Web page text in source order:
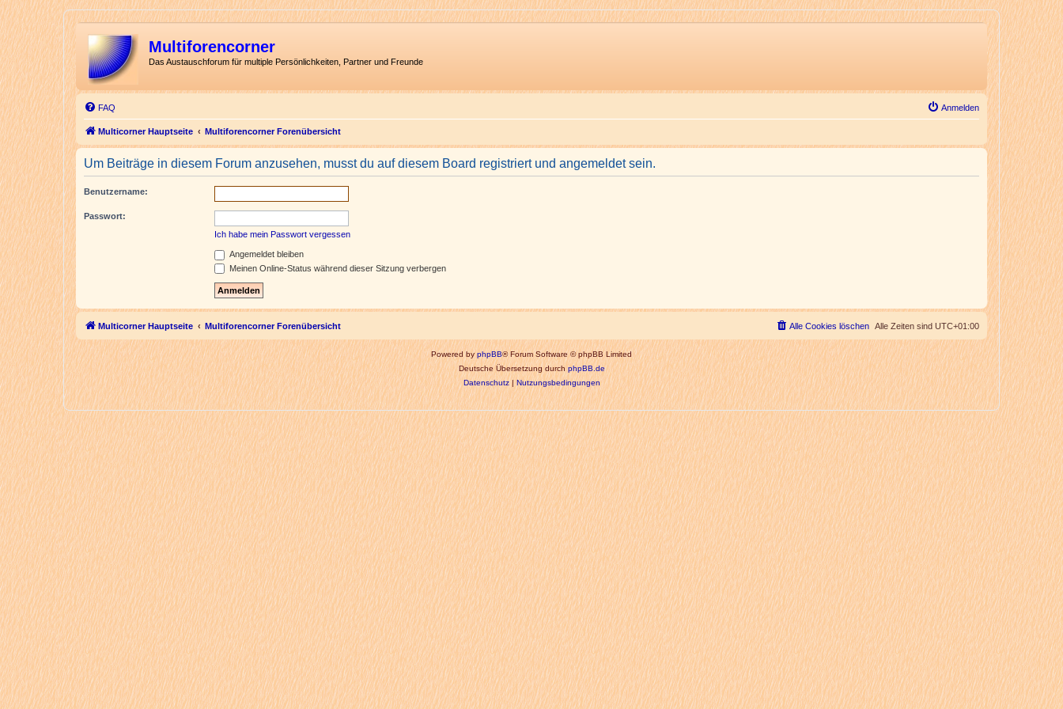
Multiforencorner
Das Austauschforum für multiple Persönlichkeiten, Partner und Freunde
FAQ Anmelden
Multicorner Hauptseite Multiforencorner Forenübersicht
Um Beiträge in diesem Forum anzusehen, musst du auf diesem Board registriert und angemeldet sein.
Benutzername:
Passwort:
Ich habe mein Passwort vergessen
Angemeldet bleiben
Meinen Online-Status während dieser Sitzung verbergen
Multicorner Hauptseite Multiforencorner Forenübersicht Alle Zeiten sind UTC+01:00
Alle Cookies löschen
Powered byphpBB® Forum Software © phpBB Limited
Deutsche Übersetzung durchphpBB.de
Datenschutz|Nutzungsbedingungen